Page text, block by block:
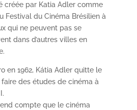
créée par Katia Adler comme
Festival du Cinéma Brésilien à
qui ne peuvent pas se
dans d’autres villes en
en 1962, Kátia Adler quitte le
faire des études de cinéma à
compte que le cinéma